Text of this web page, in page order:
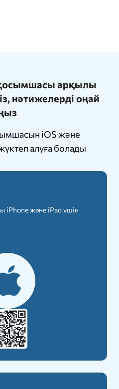
арқылы
нәтижелерді оңай
iOS және
алуға болады
iPhone және iPad үшін